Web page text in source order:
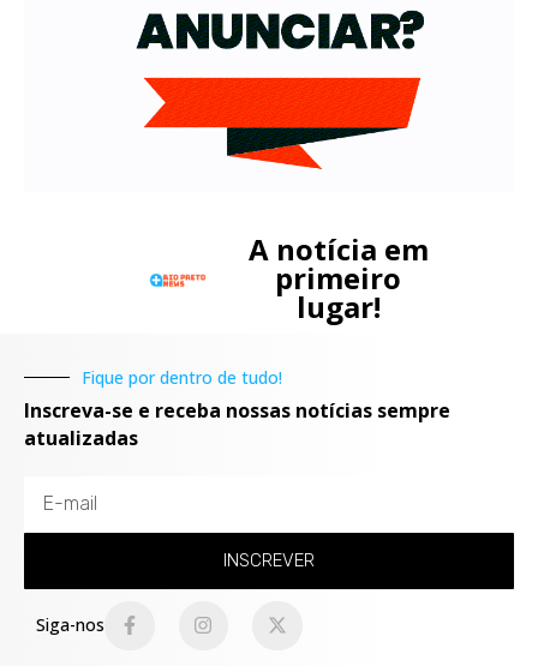
A notícia em
primeiro
lugar!
Fique por dentro de tudo!
Inscreva-se e receba nossas notícias sempre
atualizadas
INSCREVER
Siga-nos